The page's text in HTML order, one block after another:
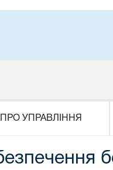
ПРО УПРАВЛІННЯ